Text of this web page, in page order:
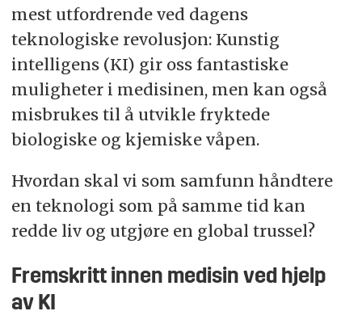
mest utfordrende ved dagens
teknologiske revolusjon: Kunstig
intelligens (KI) gir oss fantastiske
muligheter i medisinen, men kan også
misbrukes til å utvikle fryktede
biologiske og kjemiske våpen.
Hvordan skal vi som samfunn håndtere
en teknologi som på samme tid kan
redde liv og utgjøre en global trussel?
Fremskritt innen medisin ved hjelp
av KI